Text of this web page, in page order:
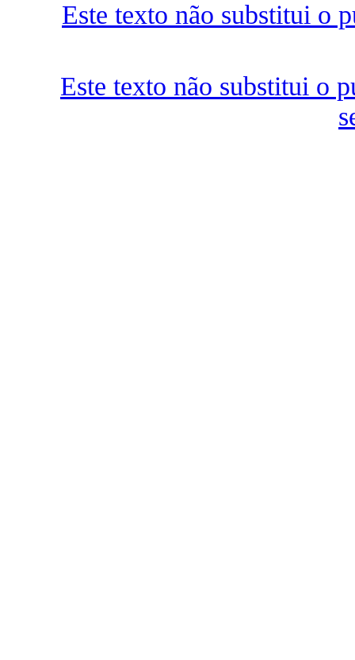
Este texto não substitui o
Este texto não substitui o